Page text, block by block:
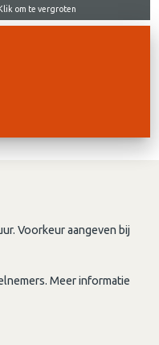
om te vergroten
Voorkeur aangeven bij
Meer informatie